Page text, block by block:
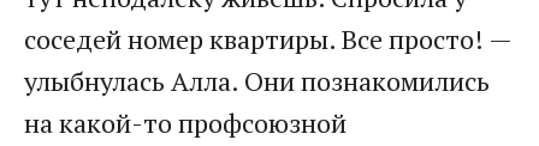
соседей номер квартиры. Все просто! —
улыбнулась Алла. Они познакомились
на какой-то профсоюзной